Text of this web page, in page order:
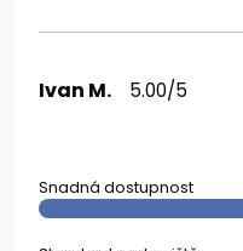
Ivan M. 5.00/5
Snadná dostupnost